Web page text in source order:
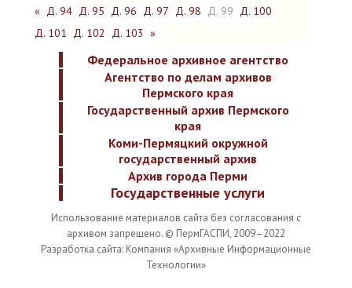
« Д. 94 Д. 95 Д. 96 Д. 97 Д. 98 Д. 99 Д. 100
Д. 101 Д. 102 Д. 103 »
Федеральное архивное агентство
Агентство по делам архивов
Пермского края
Государственный архив Пермского
края
Коми-Пермяцкий окружной
государственный архив
Архив города Перми
Государственные услуги
Использование материалов сайта без согласования с
архивом запрещено. © ПермГАСПИ, 2009–2022
Разработка сайта: Компания «Архивные Информационные
Технологии»